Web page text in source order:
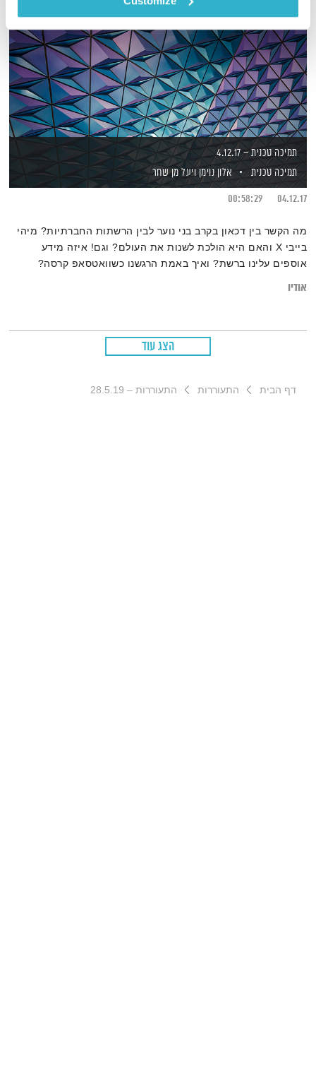
תמיכה טכנית – 4.12.17
תמיכה טכנית
אלון נוימן ויעל מן שחר
04.12.17
00:58:29
מה הקשר בין דכאון בקרב בני נוער לבין הרשתות החברתיות? מיהי
בייבי X והאם היא הולכת לשנות את העולם? וגם! איזה מידע
אוספים עלינו ברשת? ואיך באמת הרגשנו כשוואטסאפ קרסה?
אודיו
הצג עוד
דף הבית התעוררות התעוררות – 28.5.19